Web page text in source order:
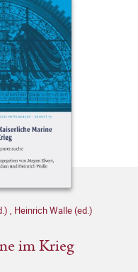
, Heinrich Walle (ed.)
im Krieg